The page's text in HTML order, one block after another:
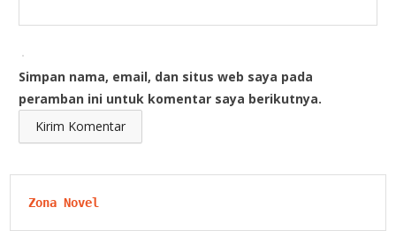
Simpan nama, email, dan situs web saya pada
peramban ini untuk komentar saya berikutnya.
Zona Novel